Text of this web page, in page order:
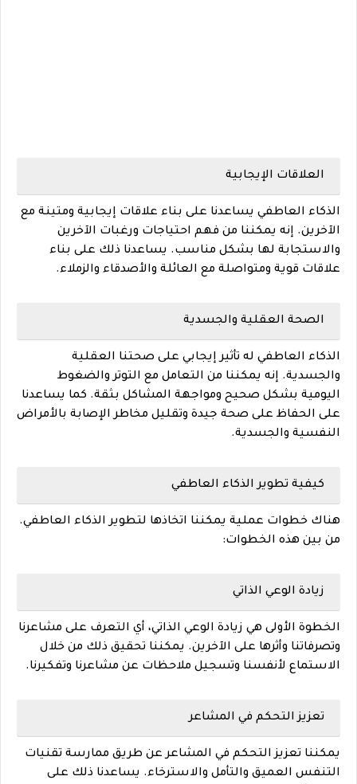
العلاقات الإيجابية
الذكاء العاطفي يساعدنا على بناء علاقات إيجابية ومتينة مع
الآخرين. إنه يمكننا من فهم احتياجات ورغبات الآخرين
والاستجابة لها بشكل مناسب. يساعدنا ذلك على بناء
علاقات قوية ومتواصلة مع العائلة والأصدقاء والزملاء.
الصحة العقلية والجسدية
الذكاء العاطفي له تأثير إيجابي على صحتنا العقلية
والجسدية. إنه يمكننا من التعامل مع التوتر والضغوط
اليومية بشكل صحيح ومواجهة المشاكل بثقة. كما يساعدنا
على الحفاظ على صحة جيدة وتقليل مخاطر الإصابة بالأمراض
النفسية والجسدية.
كيفية تطوير الذكاء العاطفي
هناك خطوات عملية يمكننا اتخاذها لتطوير الذكاء العاطفي.
من بين هذه الخطوات:
زيادة الوعي الذاتي
الخطوة الأولى هي زيادة الوعي الذاتي، أي التعرف على مشاعرنا
وتصرفاتنا وأثرها على الآخرين. يمكننا تحقيق ذلك من خلال
الاستماع لأنفسنا وتسجيل ملاحظات عن مشاعرنا وتفكيرنا.
تعزيز التحكم في المشاعر
يمكننا تعزيز التحكم في المشاعر عن طريق ممارسة تقنيات
التنفس العميق والتأمل والاسترخاء. يساعدنا ذلك على